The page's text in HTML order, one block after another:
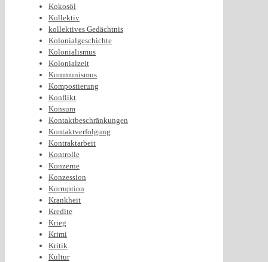
Kokosöl
Kollektiv
kollektives Gedächtnis
Kolonialgeschichte
Kolonialismus
Kolonialzeit
Kommunismus
Kompostierung
Konflikt
Konsum
Kontaktbeschränkungen
Kontaktverfolgung
Kontraktarbeit
Kontrolle
Konzerne
Konzession
Korruption
Krankheit
Kredite
Krieg
Krimi
Kritik
Kultur